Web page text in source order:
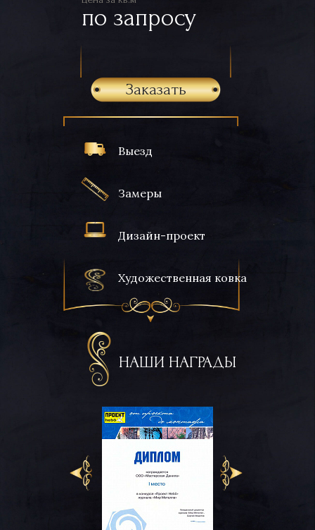
Выезд
Замеры
Дизайн-проект
Художественная ковка
НАШИ НАГРАДЫ
по запросу
Заказать